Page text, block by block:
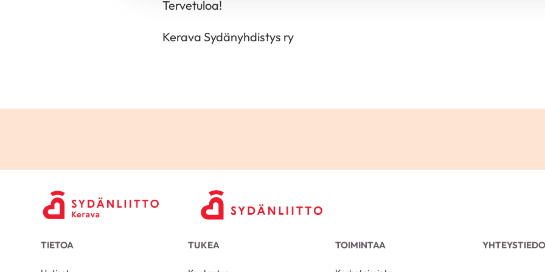
Tervetuloa!
Kerava Sydänyhdistys ry
TIETOA TUKEA TOIMINTAA